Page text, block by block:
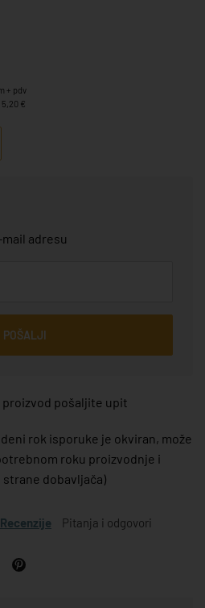
+ pdv
5,20 €
adresu
POŠALJI
proizvod pošaljite upit
rok isporuke je okviran, može
roku proizvodnje i
dobavljača)
Recenzije Pitanja i odgovori